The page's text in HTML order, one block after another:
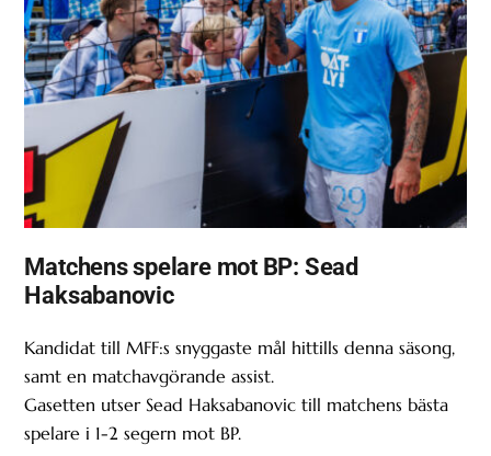
Matchens spelare mot BP: Sead
Haksabanovic
Kandidat till MFF:s snyggaste mål hittills denna säsong,
samt en matchavgörande assist.
Gasetten utser Sead Haksabanovic till matchens bästa
spelare i 1-2 segern mot BP.